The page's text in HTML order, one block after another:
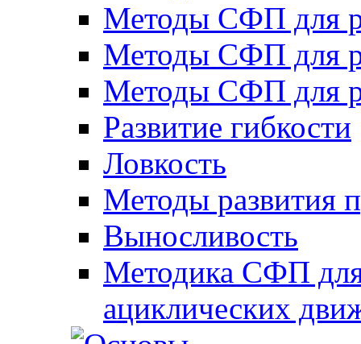
Методы СФП для
Методы СФП для
Методы СФП для
Развитие гибкости
Ловкость
Методы развития
Выносливость
Методика СФП для
ациклических